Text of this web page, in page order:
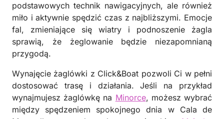
podstawowych technik nawigacyjnych, ale również
miło i aktywnie spędzić czas z najbliższymi. Emocje
fal, zmieniające się wiatry i podnoszenie żagla
sprawią, że żeglowanie będzie niezapomnianą
przygodą.
Wynajęcie żaglówki z Click&Boat pozwoli Ci w pełni
dostosować trasę i działania. Jeśli na przykład
wynajmujesz żaglówkę na Minorce, możesz wybrać
między spędzeniem spokojnego dnia w Cala de